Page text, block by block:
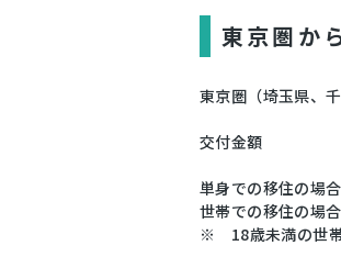
東京圏か
東京圏（埼玉県、
交付金額
単身での移住の場
世帯での移住の場
※ 18歳未満の世帯